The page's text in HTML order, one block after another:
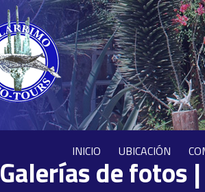
INICIO UBICACIÓN
Galerías de fotos